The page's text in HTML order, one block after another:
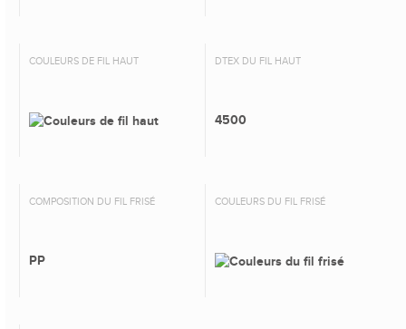
COULEURS DE FIL HAUT DTEX DU FIL HAUT
4500
COMPOSITION DU FIL FRISÉ
PP
COULEURS DU FIL FRISÉ